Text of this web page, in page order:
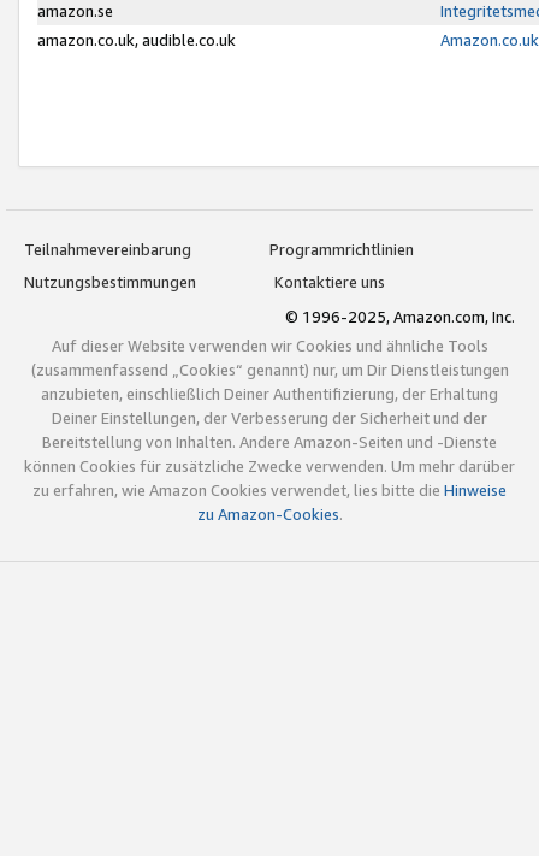
amazon.se
amazon.co.uk, audible.co.uk
Teilnahmevereinbarung
Programmrichtlinien
Nutzungsbestimmungen
Kontaktiere uns
© 1996-2025, Amazon.com, Inc.
Auf dieser Website verwenden wir Cookies und ähnliche Tools
(zusammenfassend „Cookies“ genannt) nur, um Dir Dienstleistungen
anzubieten, einschließlich Deiner Authentifizierung, der Erhaltung
Deiner Einstellungen, der Verbesserung der Sicherheit und der
Bereitstellung von Inhalten. Andere Amazon-Seiten und -Dienste
können Cookies für zusätzliche Zwecke verwenden. Um mehr darüber
zu erfahren, wie Amazon Cookies verwendet, lies bitte die Hinweise
zu Amazon-Cookies.